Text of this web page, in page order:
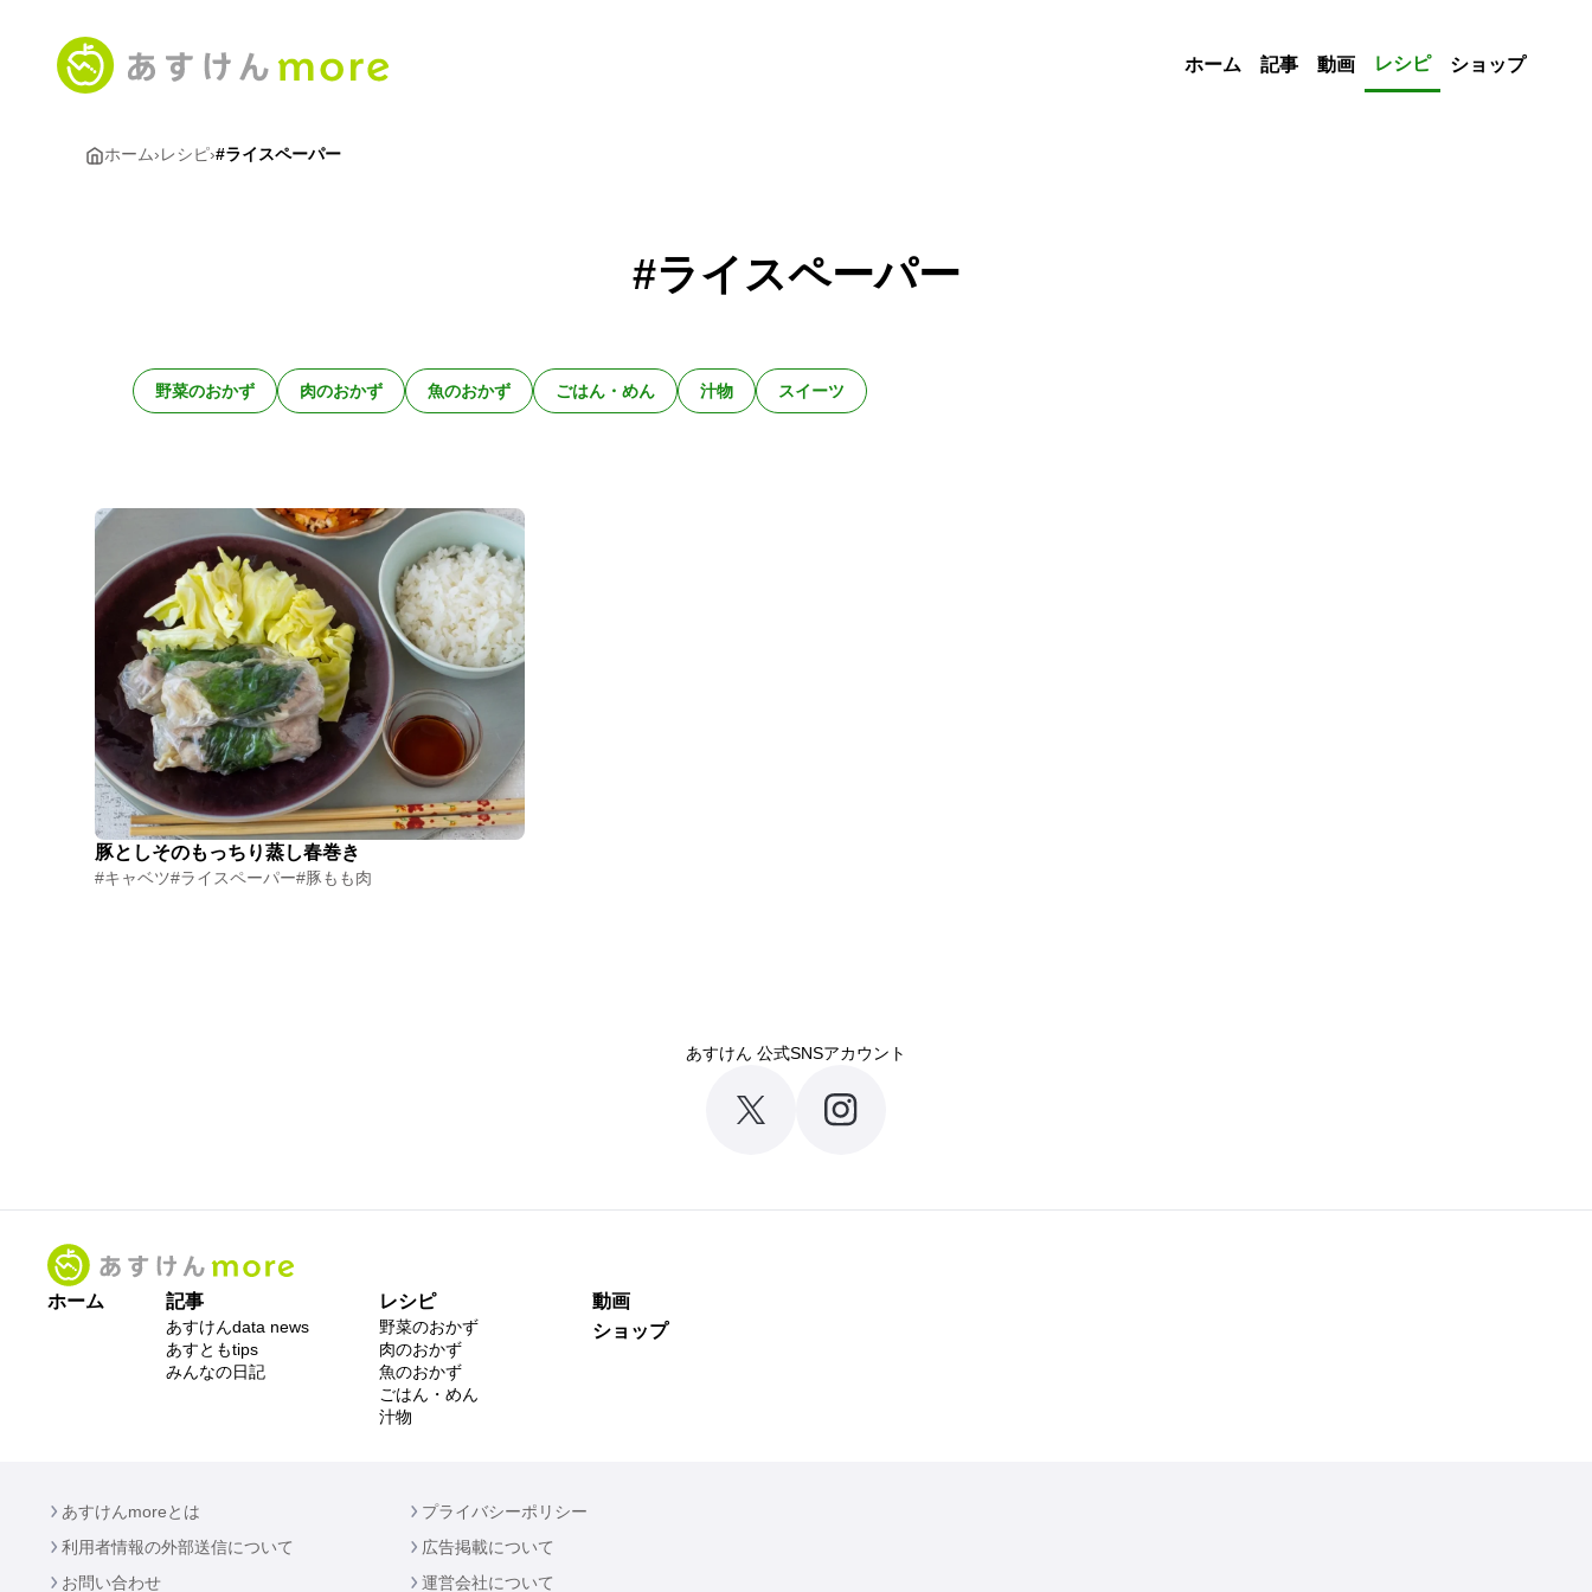
ホーム 記事 動画 レシピ ショップ
ホーム›レシピ›#ライスペーパー
#ライスペーパー
野菜のおかず 肉のおかず 魚のおかず ごはん・めん 汁物 スイーツ
豚としそのもっちり蒸し春巻き
#キャベツ#ライスペーパー#豚もも肉
あすけん 公式SNSアカウント
ホーム 記事
あすけんdata news
あすともtips
みんなの日記
レシピ
野菜のおかず
肉のおかず
魚のおかず
ごはん・めん
汁物
動画
ショップ
あすけんmoreとは
プライバシーポリシー
利用者情報の外部送信について
広告掲載について
お問い合わせ
運営会社について